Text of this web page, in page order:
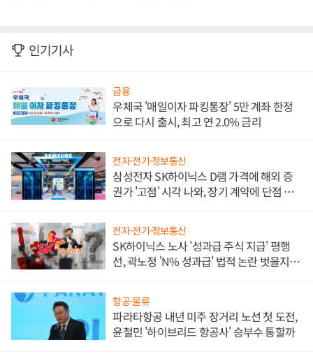
인기기사
금융
우체국 '매일이자 파킹통장' 5만 계좌 한정
으로 다시 출시, 최고 연 2.0% 금리
전자·전기·정보통신
삼성전자 SK하이닉스 D램 가격에 해외 증
권가 '고점' 시각 나와, 장기 계약에 단점 부
전자·전기·정보통신
SK하이닉스 노사 '성과급 주식 지급' 평행
선, 곽노정 'N% 성과급' 법적 논란 벗을지 주
항공·물류
파라타항공 내년 미주 장거리 노선 첫 도전,
윤철민 '하이브리드 항공사' 승부수 통할까